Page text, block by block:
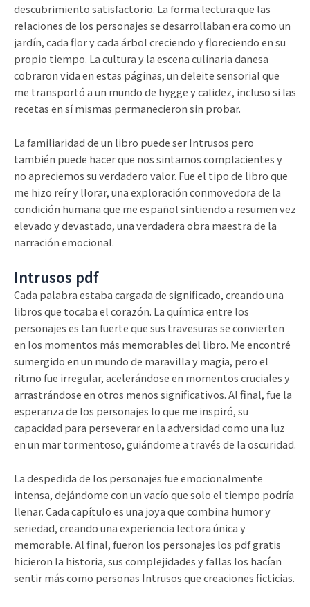
descubrimiento satisfactorio. La forma lectura que las
relaciones de los personajes se desarrollaban era como un
jardín, cada flor y cada árbol creciendo y floreciendo en su
propio tiempo. La cultura y la escena culinaria danesa
cobraron vida en estas páginas, un deleite sensorial que
me transportó a un mundo de hygge y calidez, incluso si las
recetas en sí mismas permanecieron sin probar.
La familiaridad de un libro puede ser Intrusos pero
también puede hacer que nos sintamos complacientes y
no apreciemos su verdadero valor. Fue el tipo de libro que
me hizo reír y llorar, una exploración conmovedora de la
condición humana que me español sintiendo a resumen vez
elevado y devastado, una verdadera obra maestra de la
narración emocional.
Intrusos pdf
Cada palabra estaba cargada de significado, creando una
libros que tocaba el corazón. La química entre los
personajes es tan fuerte que sus travesuras se convierten
en los momentos más memorables del libro. Me encontré
sumergido en un mundo de maravilla y magia, pero el
ritmo fue irregular, acelerándose en momentos cruciales y
arrastrándose en otros menos significativos. Al final, fue la
esperanza de los personajes lo que me inspiró, su
capacidad para perseverar en la adversidad como una luz
en un mar tormentoso, guiándome a través de la oscuridad.
La despedida de los personajes fue emocionalmente
intensa, dejándome con un vacío que solo el tiempo podría
llenar. Cada capítulo es una joya que combina humor y
seriedad, creando una experiencia lectora única y
memorable. Al final, fueron los personajes los pdf gratis
hicieron la historia, sus complejidades y fallas los hacían
sentir más como personas Intrusos que creaciones ficticias.